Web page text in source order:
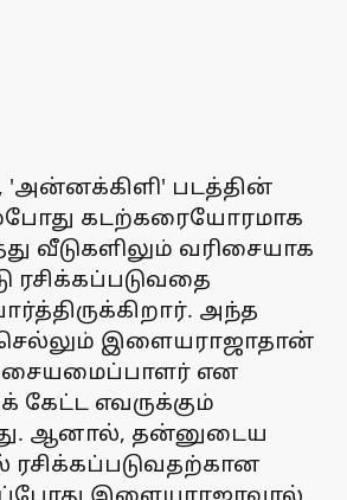
படத்தின்
கடற்கரையோரமாக
வீடுகளிலும் வரிசையாக
ரசிக்கப்படுவதை
அந்த
செல்லும் இளையராஜாதான்
என
கேட்ட எவருக்கும்
ஆனால், தன்னுடைய
ரசிக்கப்படுவதற்கான